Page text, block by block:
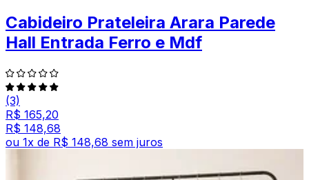
Cabideiro Prateleira Arara Parede
Hall Entrada Ferro e Mdf
(3)
R$ 165,20
R$ 148,68
ou 1x de R$ 148,68 sem juros